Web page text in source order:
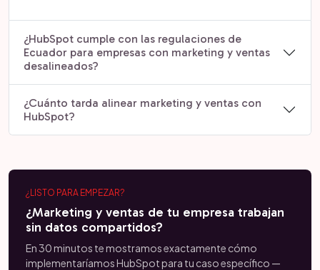
¿HubSpot cumple con las regulaciones de
Ecuador para empresas con marketing y ventas
desalineados?
¿Cuánto tarda alinear marketing y ventas con
HubSpot?
¿LISTO PARA EMPEZAR?
¿Marketing y ventas de tu empresa trabajan
sin datos compartidos?
En 30 minutos te mostramos exactamente cómo
implementaríamos HubSpot para tu caso específico —